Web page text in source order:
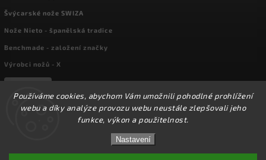
Používáme cookies, abychom Vám umožnili pohodlné prohlížení
webu a díky analýze provozu webu neustále zlepšovali jeho
funkce, výkon a použitelnost.
Nastavení
☀️Ve dnech 3-14.8 2026 máme zavřeno z důvodu
DOVOLENÉ. Eshop zůstává v provozu, objednávky
budeme zpracovávat v pondělí 17.8.2026. Děkujeme za
pochopení.☀️
Švýcarské nože SWIZA
Nože Nieto - španělská tradice
Benchmade - založení značky
Výrobci nožů - X
Upravit nastavení cookies